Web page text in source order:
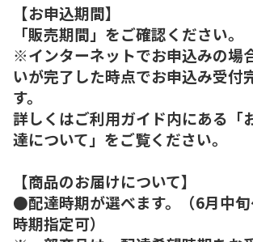
【お申込期間】
「販売期間」をご確認ください。
※インターネットでお申込みの場
いが完了した時点でお申込み受付
す。
詳しくはご利用ガイド内にある「
達について」をご覧ください。
【商品のお届けについて】
●配達時期が選べます。（6月中
時期指定可）